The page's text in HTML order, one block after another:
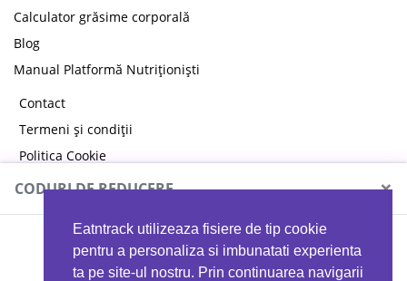
Eatntrack utilizeaza fisiere de tip cookie
pentru a personaliza si imbunatati experienta
ta pe site-ul nostru. Prin continuarea navigarii
Calculator grăsime corporală
Blog
Manual Platformă Nutriționiști
Contact
Termeni și condiții
Politica Cookie
Politica de confidențialitate
CODURI DE REDUCERE ×
MYPROTEIN